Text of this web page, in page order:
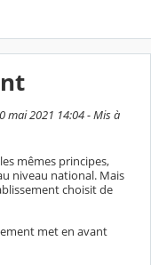
mai 2021 14:04 - Mis à
mêmes principes,
niveau national. Mais
choisit de
met en avant